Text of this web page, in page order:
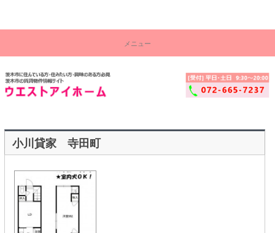
木
市
賃
物
件
セ
ン
タ
ー
茨木市の賃貸物件情報サイト！ウエストアイ株式会社
メニュー
コ
ン
小川貸家 寺田町